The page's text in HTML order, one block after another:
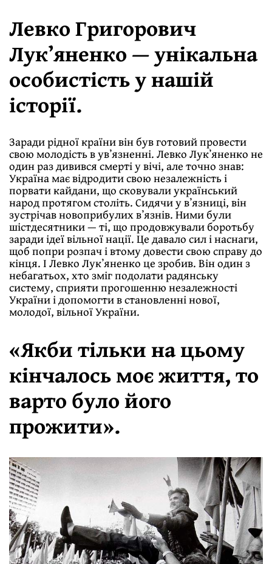
Левко Григорович
Лукʼяненко — унікальна
особистість у нашій
історії.
Заради рідної країни він був готовий провести
свою молодість в увʼязненні. Левко Лукʼяненко не
один раз дивився смерті у вічі, але точно знав:
Україна має відродити свою незалежність і
порвати кайдани, що сковували український
народ протягом століть. Сидячи у вʼязниці, він
зустрічав новоприбулих вʼязнів. Ними були
шістдесятники — ті, що продовжували боротьбу
заради ідеї вільної нації. Це давало сил і наснаги,
щоб попри розпач і втому довести свою справу до
кінця. І Левко Лукʼяненко це зробив. Він один з
небагатьох, хто зміг подолати радянську
систему, сприяти прогошенню незалежності
України і допомогти в становленні нової,
молодої, вільної України.
«Якби тільки на цьому
кінчалось моє життя, то
варто було його
прожити».